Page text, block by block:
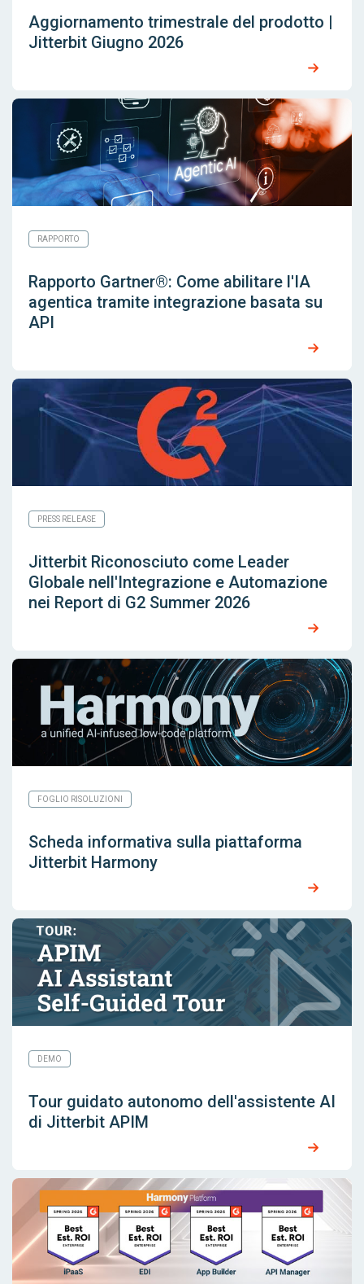
Aggiornamento trimestrale del prodotto |
Jitterbit Giugno 2026
RAPPORTO
Rapporto Gartner®: Come abilitare l'IA
agentica tramite integrazione basata su
API
PRESS RELEASE
Jitterbit Riconosciuto come Leader
Globale nell'Integrazione e Automazione
nei Report di G2 Summer 2026
FOGLIO RISOLUZIONI
Scheda informativa sulla piattaforma
Jitterbit Harmony
DEMO
Tour guidato autonomo dell'assistente AI
di Jitterbit APIM